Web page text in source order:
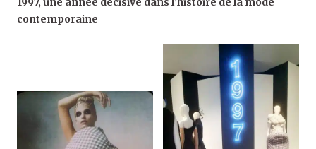
contemporaine